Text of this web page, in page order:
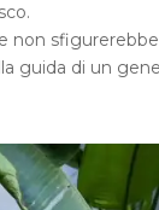
non
guida di un